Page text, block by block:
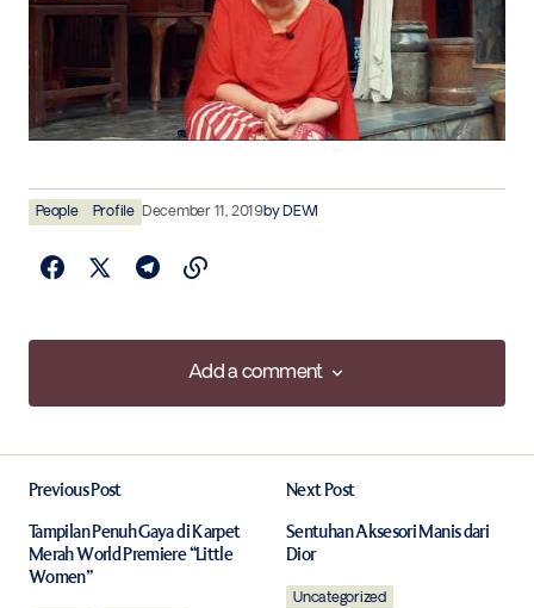
People Profile December 11, 2019by DEWI
Add a comment
Add a comment
Required fields are marked*
Previous Post
Tampilan Penuh Gaya di Karpet
Merah World Premiere “Little
Women”
Next Post
Sentuhan Aksesori Manis dari
Dior
Uncategorized